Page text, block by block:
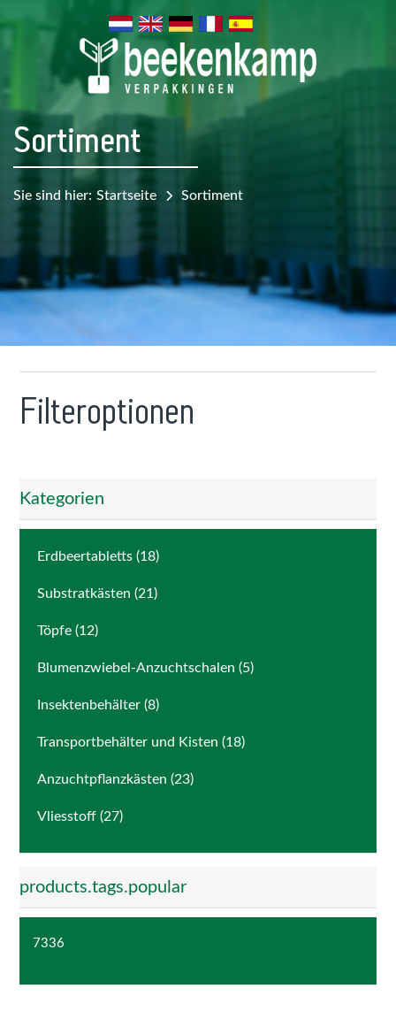
Sortiment
Sie sind hier: Startseite Sortiment
Filteroptionen
Kategorien
Erdbeertabletts (18)
Substratkästen (21)
Töpfe (12)
Blumenzwiebel-Anzuchtschalen (5)
Insektenbehälter (8)
Transportbehälter und Kisten (18)
Anzuchtpflanzkästen (23)
Vliesstoff (27)
products.tags.popular
7336